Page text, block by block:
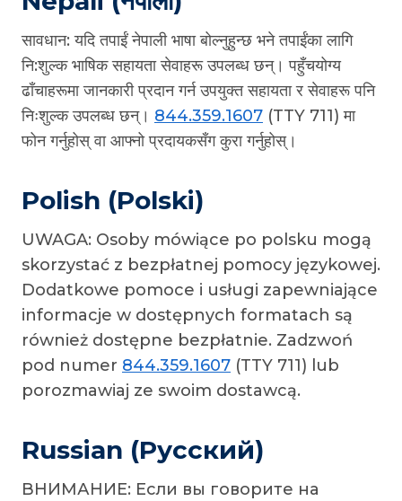
सावधान: यदि तपाईं नेपाली भाषा बोल्नुहुन्छ भने तपाईंका लागि
नि:शुल्क भाषिक सहायता सेवाहरू उपलब्ध छन्। पहुँचयोग्य
ढाँचाहरूमा जानकारी प्रदान गर्न उपयुक्त सहायता र सेवाहरू पनि
निःशुल्क उपलब्ध छन्। 844.359.1607 (TTY 711) मा
फोन गर्नुहोस् वा आफ्नो प्रदायकसँग कुरा गर्नुहोस्।
Polish (Polski)
UWAGA: Osoby mówiące po polsku mogą
skorzystać z bezpłatnej pomocy językowej.
Dodatkowe pomoce i usługi zapewniające
informacje w dostępnych formatach są
również dostępne bezpłatnie. Zadzwoń
pod numer 844.359.1607 (TTY 711) lub
porozmawiaj ze swoim dostawcą.
Russian (Pусский)
ВНИМАНИЕ: Если вы говорите на